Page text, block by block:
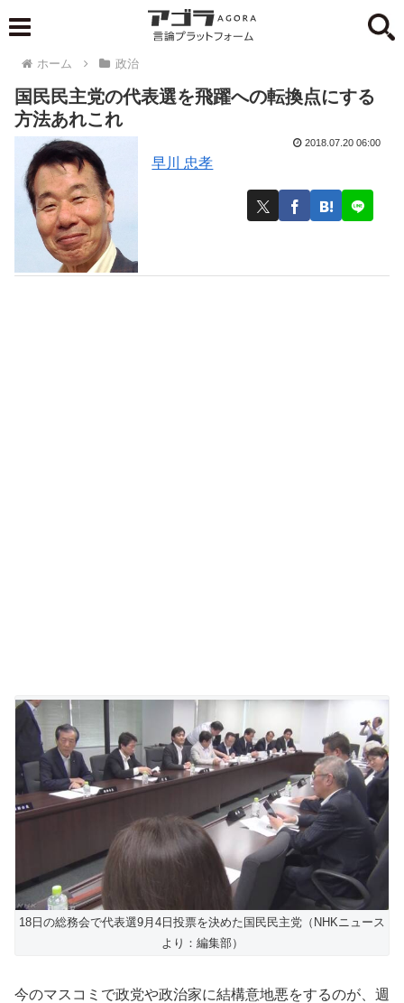
ホーム 政治
国民民主党の代表選を飛躍への転換点にする
方法あれこれ
早川 忠孝
2018.07.20 06:00
18日の総務会で代表選9月4日投票を決めた国民民主党（NHKニュース
より：編集部）
今のマスコミで政党や政治家に結構意地悪をするのが、週